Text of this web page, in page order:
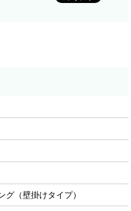
グ（壁掛けタイプ）